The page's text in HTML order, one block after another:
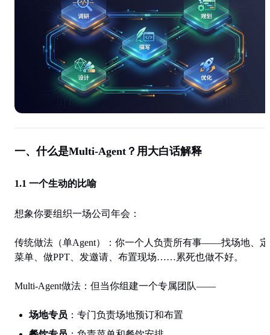
一、什么是Multi-Agent？用大白话解释
1.1 一个生动的比喻
想象你要组织一场公司年会：
传统做法（单Agent）
：你一个人负责所有事——找场地、定
菜单、做PPT、发邀请、布置现场……累死也做不好。
Multi-Agent做法 ：但当你组建一个专属团队——
场地专员 ：专门负责场地预订和布置